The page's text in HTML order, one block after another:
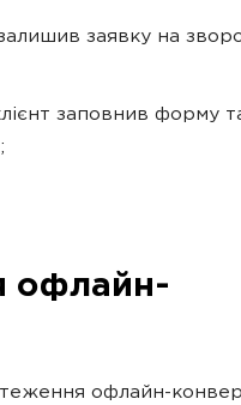
заявку на
заповнив форму
офлайн-
офлайн-